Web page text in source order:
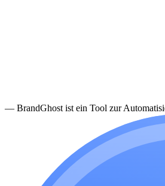
— BrandGhost ist ein Tool zur